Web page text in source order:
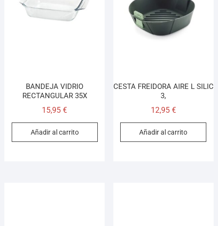
BANDEJA VIDRIO
RECTANGULAR 35X
15,95€
Añadir al carrito
CESTA FREIDORA AIRE L SILIC
3,
12,95 €
Añadir al carrito